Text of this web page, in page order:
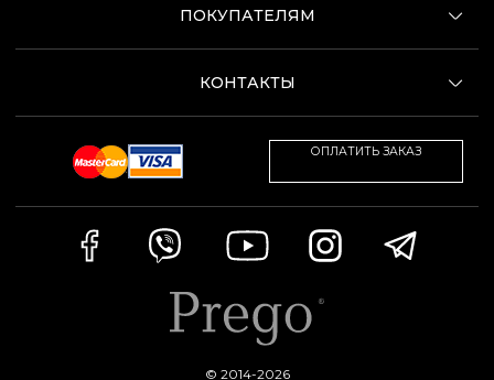
ПОКУПАТЕЛЯМ
КОНТАКТЫ
ОПЛАТИТЬ ЗАКАЗ
© 2014-2026